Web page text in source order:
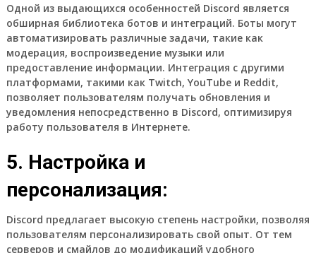
Одной из выдающихся особенностей Discord является
обширная библиотека ботов и интеграций. Боты могут
автоматизировать различные задачи, такие как
модерация, воспроизведение музыки или
предоставление информации. Интеграция с другими
платформами, такими как Twitch, YouTube и Reddit,
позволяет пользователям получать обновления и
уведомления непосредственно в Discord, оптимизируя
работу пользователя в Интернете.
5. Настройка и
персонализация:
Discord предлагает высокую степень настройки, позволяя
пользователям персонализировать свой опыт. От тем
серверов и смайлов до модификаций удобного